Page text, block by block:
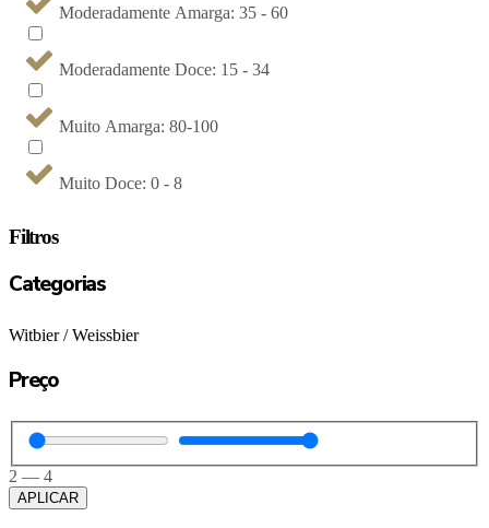
Moderadamente Amarga: 35 - 60
Moderadamente Doce: 15 - 34
Muito Amarga: 80-100
Muito Doce: 0 - 8
Filtros
Categorias
Witbier / Weissbier
Preço
2 — 4
APLICAR